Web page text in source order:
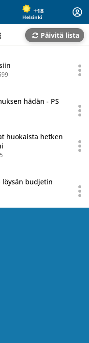
+18
Helsinki
Päivitä lista
hädän - PS
huokaista hetken
löysän budjetin